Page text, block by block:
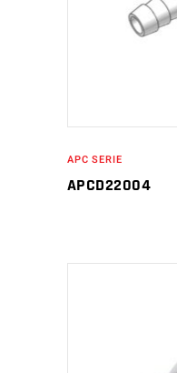
APC SERIE
APCD22004